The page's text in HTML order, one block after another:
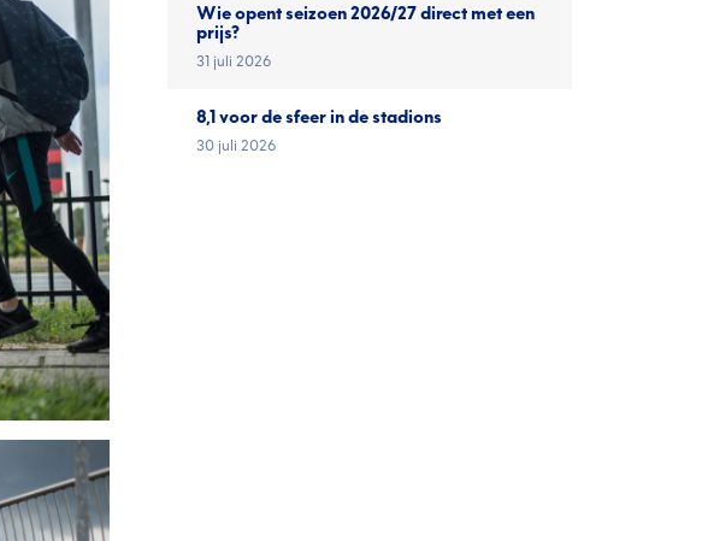
Wie opent seizoen 2026/27 direct met een
prijs?
31 juli 2026
8,1 voor de sfeer in de stadions
30 juli 2026